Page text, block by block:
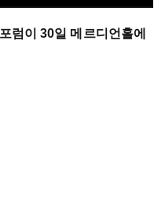
럼이 30일 메르디언홀에